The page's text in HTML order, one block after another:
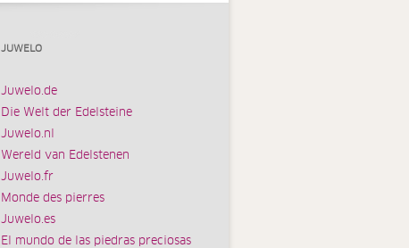
JUWELO
Juwelo.de
Die Welt der Edelsteine
Juwelo.nl
Wereld van Edelstenen
Juwelo.fr
Monde des pierres
Juwelo.es
El mundo de las piedras preciosas